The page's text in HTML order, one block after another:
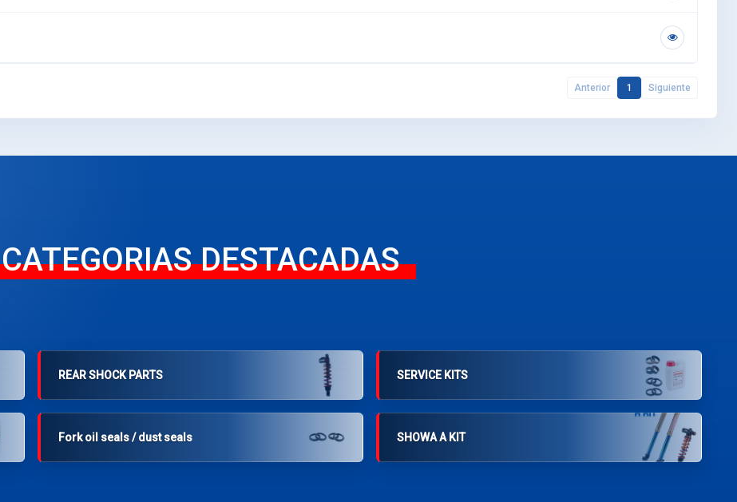
Anterior 1 Siguiente
CATEGORIAS DESTACADAS
REAR SHOCK PARTS SERVICE KITS
Fork oil seals / dust seals SHOWA A KIT